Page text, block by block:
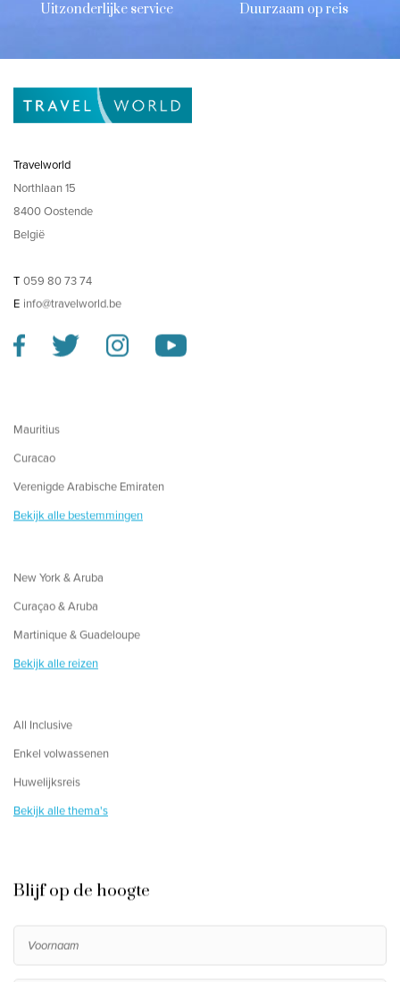
Uitzonderlijke service Duurzaam op reis
Travelworld
Northlaan 15
8400 Oostende
België
T 059 80 73 74
E info@travelworld.be
Mauritius
Curacao
Verenigde Arabische Emiraten
Bekijk alle bestemmingen
New York & Aruba
Curaçao & Aruba
Martinique & Guadeloupe
Bekijk alle reizen
All Inclusive
Enkel volwassenen
Huwelijksreis
Bekijk alle thema's
Blijf op de hoogte